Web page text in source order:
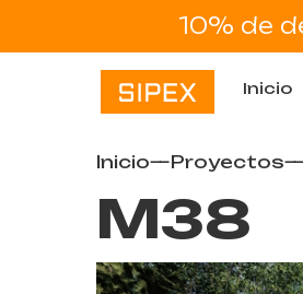
10% de
Inicio
Inicio—Proyectos—
M38